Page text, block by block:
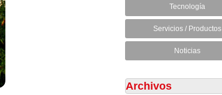
Tecnología
Servicios / Productos
Noticias
Archivos